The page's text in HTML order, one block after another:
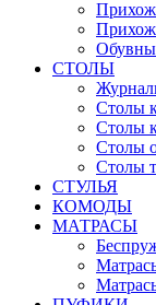
СТОЛЫ
Столы
Столы
Столы
Столы
СТУЛЬЯ
КОМОДЫ
МАТРАСЫ